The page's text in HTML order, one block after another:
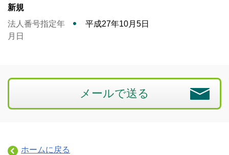
新規
法人番号指定年
月日
平成27年10月5日
メールで送る
ホームに戻る